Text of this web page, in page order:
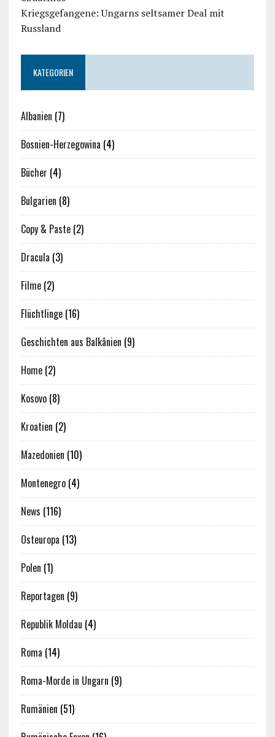
Kriegsgefangene: Ungarns seltsamer Deal mit
Russland
KATEGORIEN
Albanien (7)
Bosnien-Herzegowina (4)
Bücher (4)
Bulgarien (8)
Copy & Paste(2)
Dracula (3)
Filme(2)
Flüchtlinge(16)
Geschichten aus Balkânien (9)
Home(2)
Kosovo(8)
Kroatien (2)
Mazedonien (10)
Montenegro(4)
News (116)
Osteuropa (13)
Polen (1)
Reportagen (9)
Republik Moldau (4)
Roma (14)
Roma-Morde in Ungarn (9)
Rumänien (51)